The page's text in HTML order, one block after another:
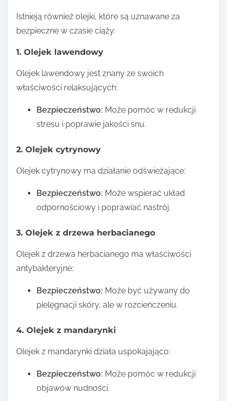
Istnieją również olejki, które są uznawane za
bezpieczne w czasie ciąży:
1. Olejek lawendowy
Olejek lawendowy jest znany ze swoich
właściwości relaksujących:
Bezpieczeństwo: Może pomóc w redukcji
stresu i poprawie jakości snu.
2. Olejek cytrynowy
Olejek cytrynowy ma działanie odświeżające:
Bezpieczeństwo: Może wspierać układ
odpornościowy i poprawiać nastrój.
3. Olejek z drzewa herbacianego
Olejek z drzewa herbacianego ma właściwości
antybakteryjne:
Bezpieczeństwo: Może być używany do
pielęgnacji skóry, ale w rozcieńczeniu.
4. Olejek z mandarynki
Olejek z mandarynki działa uspokajająco:
Bezpieczeństwo: Może pomóc w redukcji
objawów nudności.